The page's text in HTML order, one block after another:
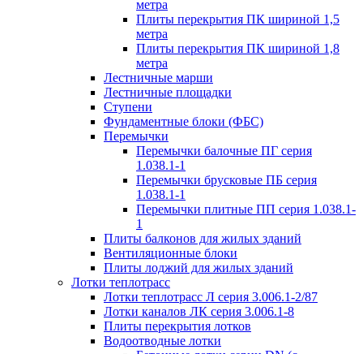
метра
Плиты перекрытия ПК шириной 1,5
метра
Плиты перекрытия ПК шириной 1,8
метра
Лестничные марши
Лестничные площадки
Ступени
Фундаментные блоки (ФБС)
Перемычки
Перемычки балочные ПГ серия
1.038.1-1
Перемычки брусковые ПБ серия
1.038.1-1
Перемычки плитные ПП серия 1.038.1-
1
Плиты балконов для жилых зданий
Вентиляционные блоки
Плиты лоджий для жилых зданий
Лотки теплотрасс
Лотки теплотрасс Л серия 3.006.1-2/87
Лотки каналов ЛК серия 3.006.1-8
Плиты перекрытия лотков
Водоотводные лотки